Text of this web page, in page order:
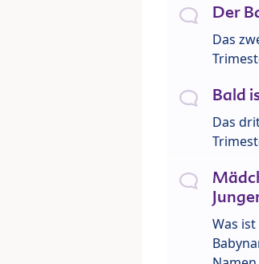
Der
Das
Bald
Das
Was